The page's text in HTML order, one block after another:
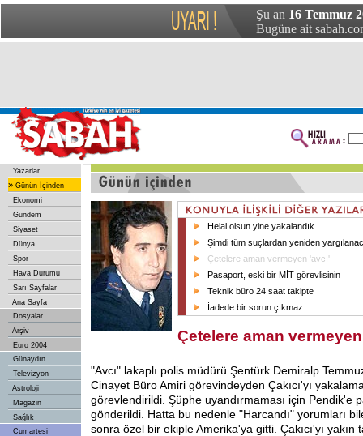
Şu an 16 Temmuz
Bugüne ait
Yazarlar
» Günün İçinden
Ekonomi
Gündem
Siyaset
Dünya
Spor
Hava Durumu
Sarı Sayfalar
Ana Sayfa
Dosyalar
Arşiv
Euro 2004
Günaydın
Televizyon
Astroloji
Magazin
Sağlık
Cumartesi
Helal olsun yine yakalandık
Şimdi tüm suçlardan yeniden
Çetelere aman vermeyen 'avcı'
Pasaport, eski bir MİT görevlisinin
Teknik büro 24 saat takipte
İadede bir sorun çıkmaz
Çetelere aman
"Avcı" lakaplı polis müdürü Şentürk Demiralp
Cinayet Büro Amiri görevindeyden Çakıcı'yı
görevlendirildi. Şüphe uyandırmaması için Pendik'e
gönderildi. Hatta bu nedenle "Harcandı" yorumları
sonra özel bir ekiple Amerika'ya gitti. Çakıcı'yı yakın